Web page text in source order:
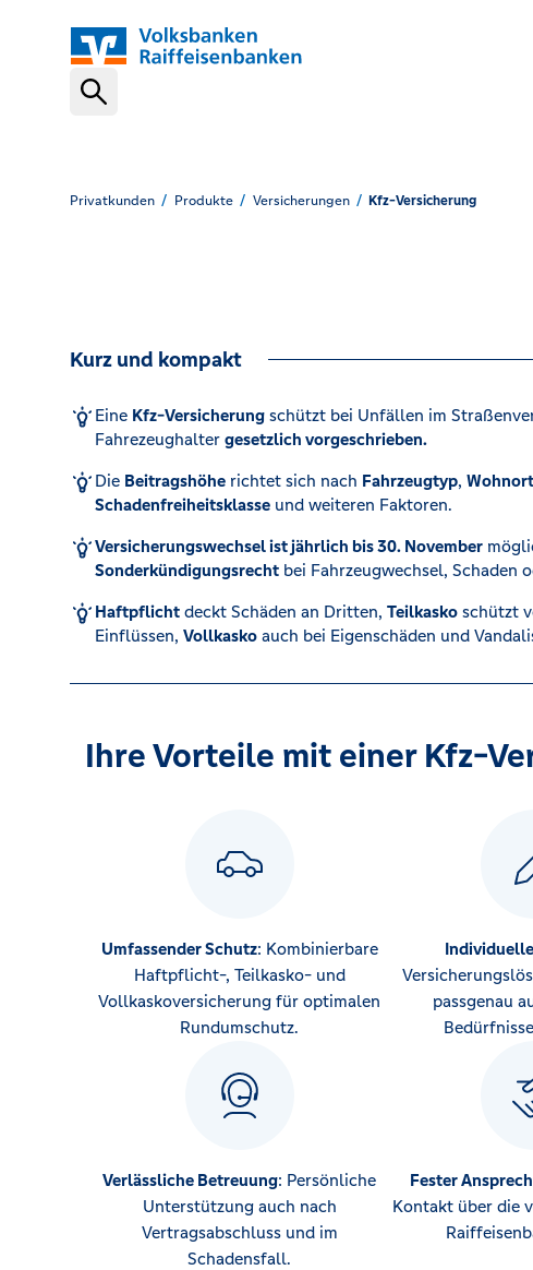
VR Banking App
Karte sperren (116 116)
Kreditrechner
Immobilien
Privatkunden Produkte Versicherungen Kfz-Versicherung
Kurz und kompakt
Eine Kfz-Versicherung schützt bei Unfällen im
Fahrezeughaltergesetzlich vorgeschrieben.
Die Beitragshöhe richtet sich nach Fahrzeugtyp,Wohnort
Schadenfreiheitsklasse und weiteren Faktoren.
Versicherungswechsel ist jährlich bis 30. November
Sonderkündigungsrecht bei Fahrzeugwechsel, Schaden
Haftpflicht deckt Schäden an Dritten,Teilkasko schützt
Einflüssen,Vollkasko auch bei Eigenschäden und
Ihre Vorteile mit einer Kfz-
Umfassender Schutz: Kombinierbare
Haftpflicht-, Teilkasko- und
Vollkaskoversicherung für optimalen
Rundumschutz.
passgenau
Verlässliche Betreuung: Persönliche
Unterstützung auch nach
Vertragsabschluss und im
Schadensfall.
Fester
Kontakt über die